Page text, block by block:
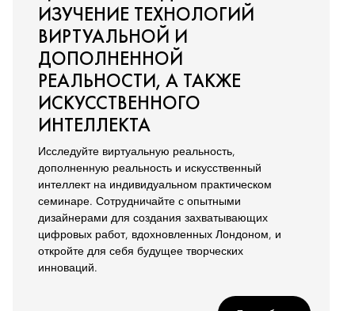
ИЗУЧЕНИЕ ТЕХНОЛОГИЙ
ВИРТУАЛЬНОЙ И
ДОПОЛНЕННОЙ
РЕАЛЬНОСТИ, А ТАКЖЕ
ИСКУССТВЕННОГО
ИНТЕЛЛЕКТА
Исследуйте виртуальную реальность,
дополненную реальность и искусственный
интеллект на индивидуальном практическом
семинаре. Сотрудничайте с опытными
дизайнерами для создания захватывающих
цифровых работ, вдохновленных Лондоном, и
откройте для себя будущее творческих
инноваций.